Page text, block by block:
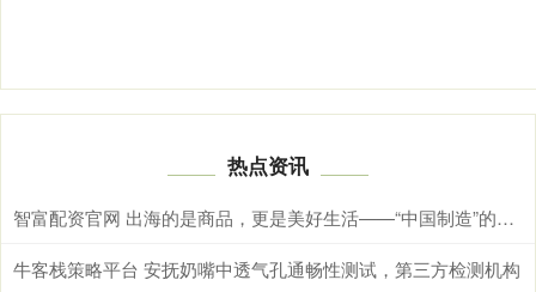
热点资讯
智富配资官网 出海的是商品，更是美好生活——“中国制造”的全球新叙事
牛客栈策略平台 安抚奶嘴中透气孔通畅性测试，第三方检测机构